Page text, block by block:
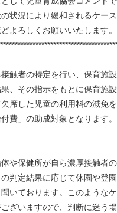
状況により緩和されるケース
よろしくお願いいたします。
触者の特定を行い、保育施設
、その指示をもとに保育施設
席した児童の利用料の減免を
費」の助成対象となります。
や保健所が自ら濃厚接触者の
判定結果に応じて休園や登園
いております。このようなケ
ざいますので、判断に迷う場